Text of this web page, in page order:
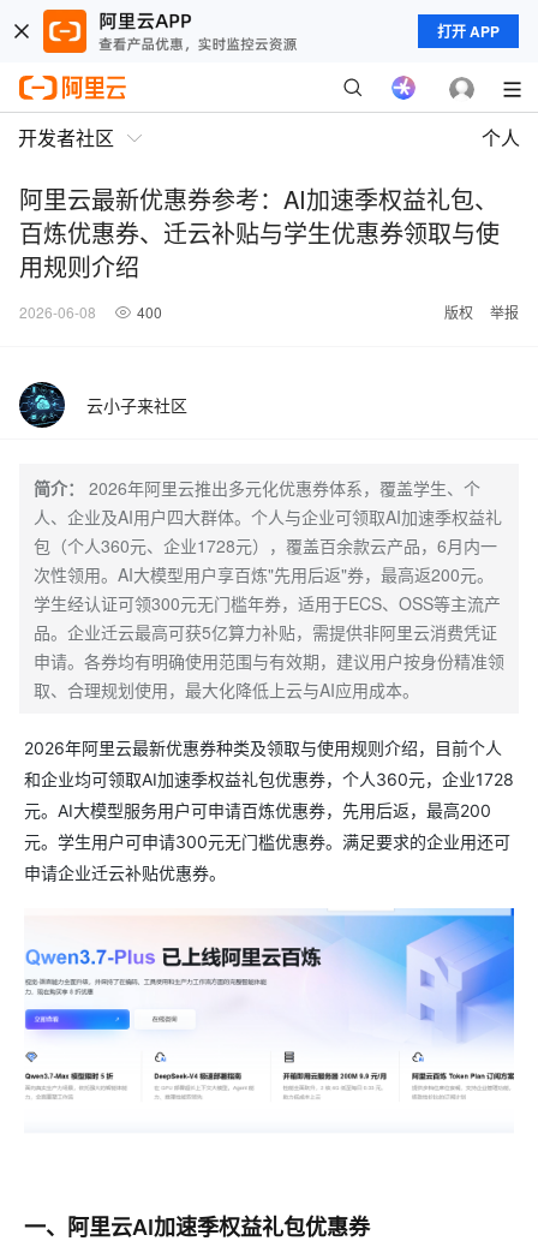
打开 APP
开发者社区 个人
阿里云最新优惠券参考：AI加速季权益礼包、
百炼优惠券、迁云补贴与学生优惠券领取与使
用规则介绍
2026-06-08 400 版权 举报
云小子来社区
简介：
2026年阿里云推出多元化优惠券体系，覆盖学生、个
人、企业及AI用户四大群体。个人与企业可领取AI加速季权益礼
包（个人360元、企业1728元），覆盖百余款云产品，6月内一
次性领用。AI大模型用户享百炼"先用后返"券，最高返200元。
学生经认证可领300元无门槛年券，适用于ECS、OSS等主流产
品。企业迁云最高可获5亿算力补贴，需提供非阿里云消费凭证
申请。各券均有明确使用范围与有效期，建议用户按身份精准领
取、合理规划使用，最大化降低上云与AI应用成本。
2026年阿里云最新优惠券种类及领取与使用规则介绍，目前个人
和企业均可领取AI加速季权益礼包优惠券，个人360元，企业1728
元。AI大模型服务用户可申请百炼优惠券，先用后返，最高200
元。学生用户可申请300元无门槛优惠券。满足要求的企业用还可
申请企业迁云补贴优惠券。
一、阿里云AI加速季权益礼包优惠券